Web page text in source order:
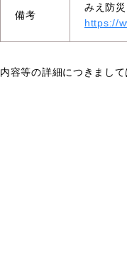
備考
みえ防
https://
内容等の詳細につきまして